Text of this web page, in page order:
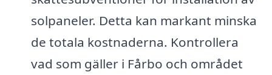
solpaneler. Detta kan markant minska
de totala kostnaderna. Kontrollera
vad som gäller i Fårbo och området